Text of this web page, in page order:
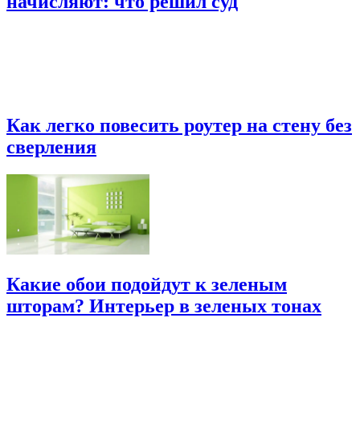
Как легко повесить роутер на стену без
сверления
Какие обои подойдут к зеленым
шторам? Интерьер в зеленых тонах